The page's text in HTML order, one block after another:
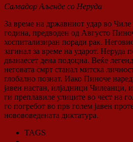
Салвадор Аљенде со Неруда
За време на државниот удар во
година, предводен од Августо
хоспитализиран поради рак.
загинал за време на ударот. Неруда
дванаесет дена подоцна. Веќе
неговата смрт станал митска
глобално познат. Иако Пиноче
јавен настан, илјадници Чилеанци,
ги преплавиле улиците во чест на
го погребот во прв голем јавен
новововедената диктатура.
TAGS